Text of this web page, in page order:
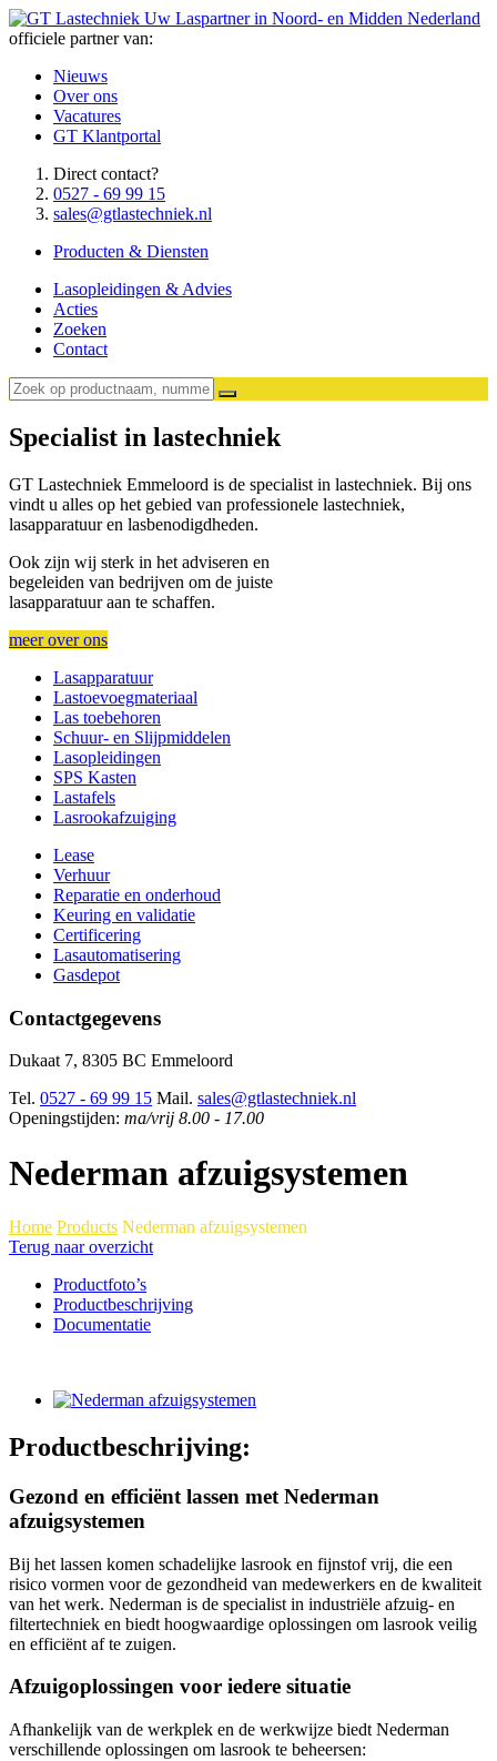
Uw Laspartner in Noord- en Midden Nederland
officiele partner van:
Nieuws
Over ons
Vacatures
GT Klantportal
Direct contact?
0527 - 69 99 15
sales@gtlastechniek.nl
Producten & Diensten
Lasopleidingen & Advies
Acties
Zoeken
Contact
Specialist in lastechniek
GT Lastechniek Emmeloord is de specialist in lastechniek. Bij ons
vindt u alles op het gebied van professionele lastechniek,
lasapparatuur en lasbenodigdheden.
Ook zijn wij sterk in het adviseren en
begeleiden van bedrijven om de juiste
lasapparatuur aan te schaffen.
meer over ons
Lasapparatuur
Lastoevoegmateriaal
Las toebehoren
Schuur- en Slijpmiddelen
Lasopleidingen
SPS Kasten
Lastafels
Lasrookafzuiging
Lease
Verhuur
Reparatie en onderhoud
Keuring en validatie
Certificering
Lasautomatisering
Gasdepot
Contactgegevens
Dukaat 7, 8305 BC Emmeloord
Tel. 0527 - 69 99 15 Mail. sales@gtlastechniek.nl
Openingstijden: ma/vrij 8.00 - 17.00
Nederman afzuigsystemen
Home Products Nederman afzuigsystemen
Terug naar overzicht
Productfoto’s
Productbeschrijving
Documentatie
Productbeschrijving:
Gezond en efficiënt lassen met Nederman
afzuigsystemen
Bij het lassen komen schadelijke lasrook en fijnstof vrij, die een
risico vormen voor de gezondheid van medewerkers en de kwaliteit
van het werk. Nederman is de specialist in industriële afzuig- en
filtertechniek en biedt hoogwaardige oplossingen om lasrook veilig
en efficiënt af te zuigen.
Afzuigoplossingen voor iedere situatie
Afhankelijk van de werkplek en de werkwijze biedt Nederman
verschillende oplossingen om lasrook te beheersen: